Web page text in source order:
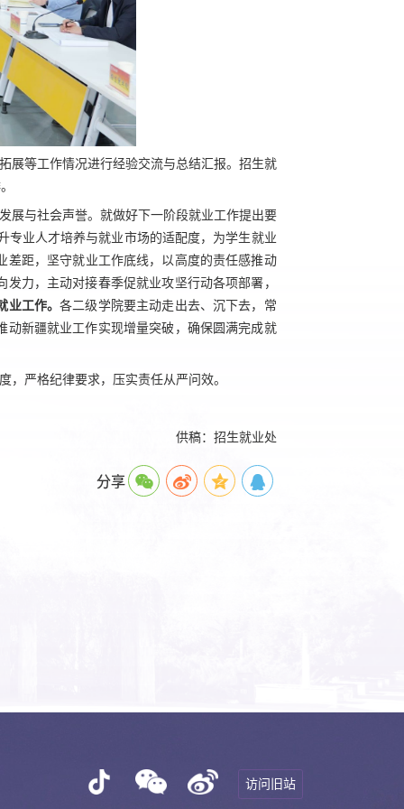
展等工作情况进行经验交流与总结汇报。招生就
展与社会声誉。就做好下一阶段就业工作提出要
专业人才培养与就业市场的适配度，为学生就业
差距，坚守就业工作底线，以高度的责任感推动
力，主动对接春季促就业攻坚行动各项部署，
业工作。各二级学院要主动走出去、沉下去，常
动新疆就业工作实现增量突破，确保圆满完成就
严格纪律要求，压实责任从严问效。
供稿：招生就业处
分享
访问旧站